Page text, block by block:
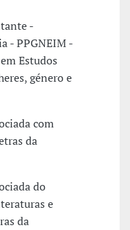
-
- PPGNEIM -
Estudos
género e
com
da
do
e
da